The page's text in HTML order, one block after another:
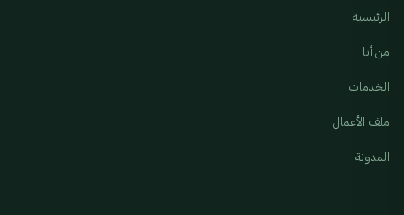
الرئيسية
من أنا
الخدمات
ملف الأعمال
المدونة